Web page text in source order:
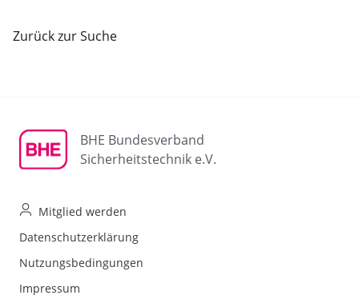
Zurück zur Suche
BHE Bundesverband
Sicherheitstechnik e.V.
Mitglied werden
Datenschutzerklärung
Nutzungsbedingungen
Impressum